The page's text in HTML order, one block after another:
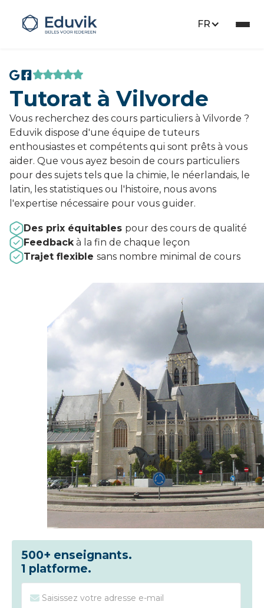
FR
Tutorat à Vilvorde
Vous recherchez des cours particuliers à Vilvorde ?
Eduvik dispose d'une équipe de tuteurs
enthousiastes et compétents qui sont prêts à vous
aider. Que vous ayez besoin de cours particuliers
pour des sujets tels que la chimie, le néerlandais, le
latin, les statistiques ou l'histoire, nous avons
l'expertise nécessaire pour vous guider.
Des prix équitables pour des cours de qualité
Feedbackà la fin de chaque leçon
Trajet flexible sans nombre minimal de cours
500+ enseignants.
1 platforme.